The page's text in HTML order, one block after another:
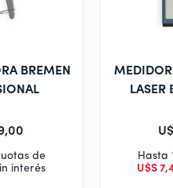
BREMEN
,00
de
interés
LASER
Hasta
U$S 7,